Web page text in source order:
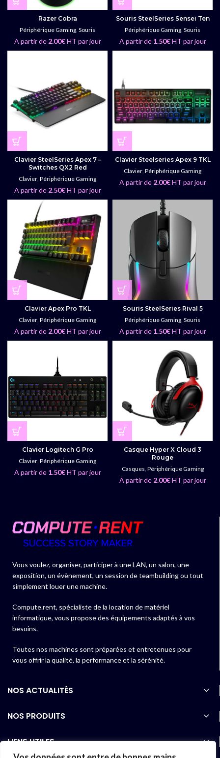
Razer Cobra
Périphérique Gaming, Souris
A partir de 2.00€HT par jour
Souris SteelSeries Sensei Ten
Périphérique Gaming, Souris
A partir de 1.50€HT par jour
Clavier SteelSeries Apex 7 –
Switches QX2 Red
Clavier, Périphérique Gaming
A partir de 2.50€HT par jour
Clavier Steelseries Apex 9 TKL
Clavier, Périphérique Gaming
A partir de 2.00€HT par jour
Clavier Apex Pro TKL
Clavier, Périphérique Gaming
A partir de 2.00€HT par jour
Souris SteelSeries Rival 5
Périphérique Gaming, Souris
A partir de 1.50€HT par jour
Clavier Logitech G Pro
Clavier, Périphérique Gaming
A partir de 1.50€HT par jour
Casque Hyper X Cloud 3
Rouge
Casques, Périphérique Gaming
A partir de 2.00€HT par jour
Vous voulez, organiser, participer à une LAN, un salon, une
exposition, un évènement, un session de teambuilding ou tout
simplement louer une machine.
Compute.rent, spécialiste de la location de matériel
informatique, vous propose des équipements adaptés à vos
besoins.
Toutes nos machines sont préparées et entretenues pour
vous offrir la qualité, la performance et la sérénité.
NOS ACTUALITÉS
NOS PRODUITS
LIENS UTILES